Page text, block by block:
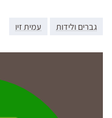
גברים ולידות עמית זיו